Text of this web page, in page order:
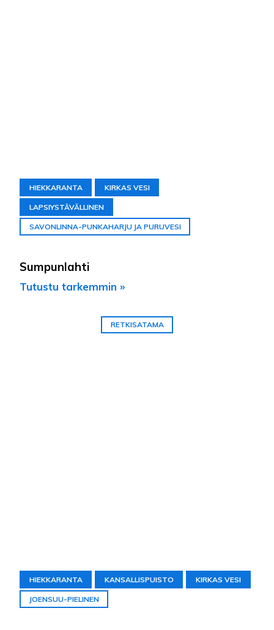
HIEKKARANTA KIRKAS VESI
LAPSIYSTÄVÄLLINEN
SAVONLINNA-PUNKAHARJU JA PURUVESI
Sumpunlahti
Tutustu tarkemmin »
RETKISATAMA
HIEKKARANTA KANSALLISPUISTO KIRKAS VESI
JOENSUU-PIELINEN